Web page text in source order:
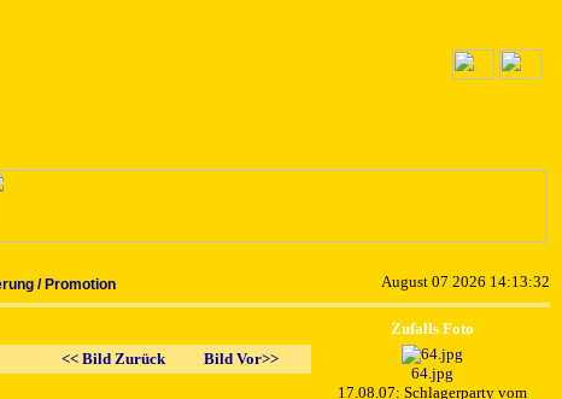
/ Promotion August 07 2026 14:13:32
<< Bild Zurück Bild Vor>>
Zufalls Foto
64.jpg
17.08.07: Schlagerparty vom